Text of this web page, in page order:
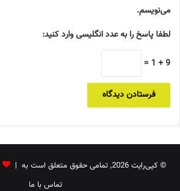
می‌نویسم.
لطفا پاسخ را به عدد انگلیسی وارد کنید:
9 + 1 =
© کپی‌رایت 2026, تمامی حقوق متعلق است به |
تماس با ما